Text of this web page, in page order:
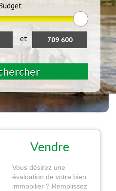
et
Vendre
Vous désirez une
évaluation de votre bien
immobilier ? Remplissez